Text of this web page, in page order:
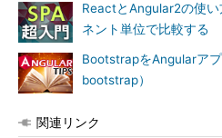
ReactとAngular2の使
ネント単位で比較する
BootstrapをAngularア
bootstrap）
関連リンク